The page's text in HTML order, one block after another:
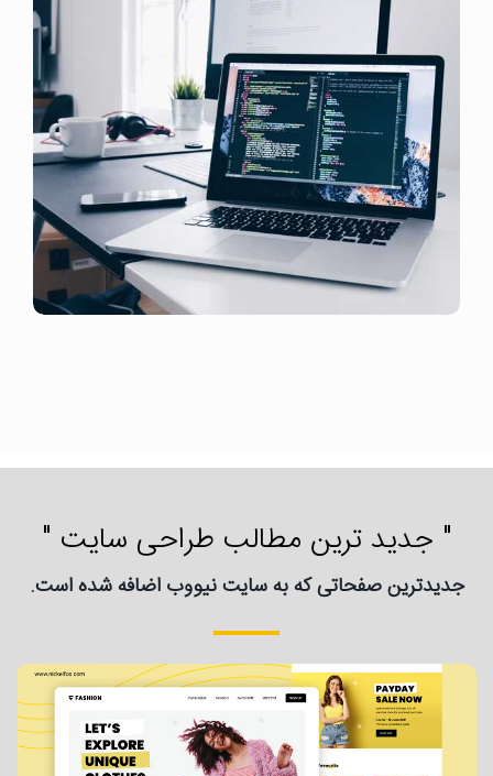
" جدید ترین مطالب طراحی سایت "
جدیدترین صفحاتی که به سایت نیووب اضافه شده است.